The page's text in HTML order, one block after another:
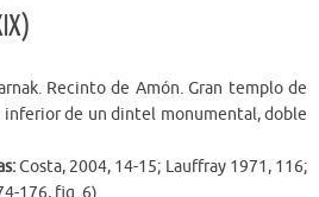
Recinto de Amón. Gran templo de
de un dintel monumental, doble
Costa, 2004, 14-15; Lauffray 1971, 116;
176, fig. 6)